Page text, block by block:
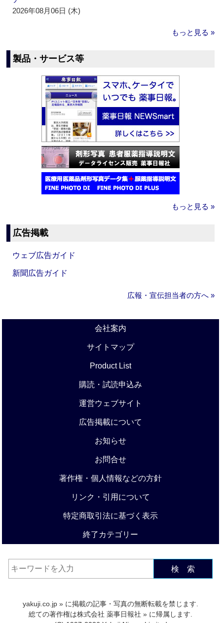
2026年08月06日 (木)
もっと見る »
製品・サービス等
もっと見る »
広告掲載
ウェブ広告ガイド
新聞広告ガイド
広報・宣伝担当者の方へ »
会社案内
サイトマップ
Product List
購読・試読申込み
運営ウェブサイト
広告掲載について
お知らせ
お問合せ
著作権・個人情報などの方針
リンク・引用について
特定商取引法に基づく表示
終了カテゴリー
検 索
yakuji.co.jp » に掲載の記事・写真の無断転載を禁じます.
総ての著作権は株式会社 薬事日報社 » に帰属します.